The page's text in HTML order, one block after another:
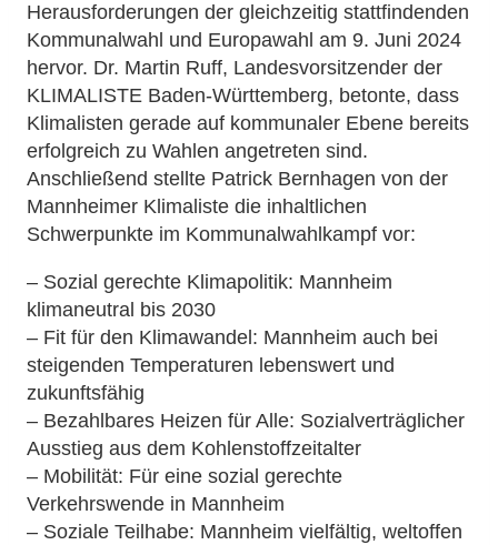
Herausforderungen der gleichzeitig stattfindenden
Kommunalwahl und Europawahl am 9. Juni 2024
hervor. Dr. Martin Ruff, Landesvorsitzender der
KLIMALISTE Baden-Württemberg, betonte, dass
Klimalisten gerade auf kommunaler Ebene bereits
erfolgreich zu Wahlen angetreten sind.
Anschließend stellte Patrick Bernhagen von der
Mannheimer Klimaliste die inhaltlichen
Schwerpunkte im Kommunalwahlkampf vor:
– Sozial gerechte Klimapolitik: Mannheim
klimaneutral bis 2030
– Fit für den Klimawandel: Mannheim auch bei
steigenden Temperaturen lebenswert und
zukunftsfähig
– Bezahlbares Heizen für Alle: Sozialverträglicher
Ausstieg aus dem Kohlenstoffzeitalter
– Mobilität: Für eine sozial gerechte
Verkehrswende in Mannheim
– Soziale Teilhabe: Mannheim vielfältig, weltoffen